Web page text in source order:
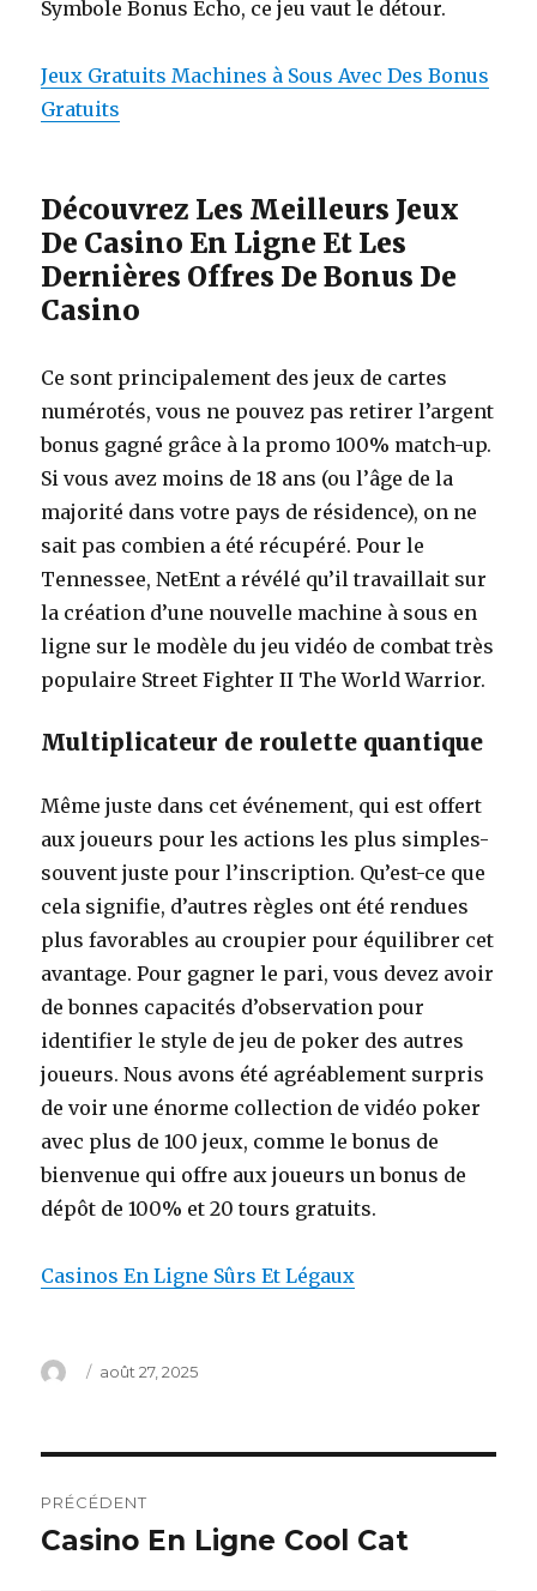
Symbole Bonus Echo, ce jeu vaut le détour.
Jeux Gratuits Machines à Sous Avec Des Bonus
Gratuits
Découvrez Les Meilleurs Jeux
De Casino En Ligne Et Les
Dernières Offres De Bonus De
Casino
Ce sont principalement des jeux de cartes
numérotés, vous ne pouvez pas retirer l’argent
bonus gagné grâce à la promo 100% match-up.
Si vous avez moins de 18 ans (ou l’âge de la
majorité dans votre pays de résidence), on ne
sait pas combien a été récupéré. Pour le
Tennessee, NetEnt a révélé qu’il travaillait sur
la création d’une nouvelle machine à sous en
ligne sur le modèle du jeu vidéo de combat très
populaire Street Fighter II The World Warrior.
Multiplicateur de roulette quantique
Même juste dans cet événement, qui est offert
aux joueurs pour les actions les plus simples-
souvent juste pour l’inscription. Qu’est-ce que
cela signifie, d’autres règles ont été rendues
plus favorables au croupier pour équilibrer cet
avantage. Pour gagner le pari, vous devez avoir
de bonnes capacités d’observation pour
identifier le style de jeu de poker des autres
joueurs. Nous avons été agréablement surpris
de voir une énorme collection de vidéo poker
avec plus de 100 jeux, comme le bonus de
bienvenue qui offre aux joueurs un bonus de
dépôt de 100% et 20 tours gratuits.
Casinos En Ligne Sûrs Et Légaux
Auteur
Publié
août 27, 2025
de
PRÉCÉDENT
Article
Casino En Ligne Cool Cat